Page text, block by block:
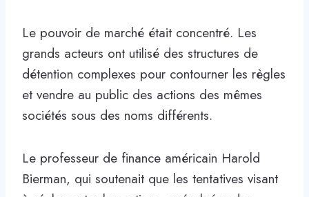
Le pouvoir de marché était concentré. Les
grands acteurs ont utilisé des structures de
détention complexes pour contourner les règles
et vendre au public des actions des mêmes
sociétés sous des noms différents.
Le professeur de finance américain Harold
Bierman, qui soutenait que les tentatives visant